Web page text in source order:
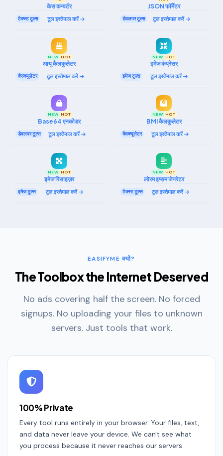
केस कन्वर्टर
टेक्स्ट टूल्स टूल इस्तेमाल करें
JSON फॉर्मेटर
डेवलपर टूल्स टूल इस्तेमाल करें
NEW HOT
आयु कैलकुलेटर
कैल्‍क्‍यूलेटर टूल इस्तेमाल करें
NEW HOT
इमेज कंप्रेसर
इमेज टूल्स टूल इस्तेमाल करें
NEW HOT
Base64 एनकोडर
डेवलपर टूल्स टूल इस्तेमाल करें
NEW HOT
BMI कैलकुलेटर
कैल्‍क्‍यूलेटर टूल इस्तेमाल करें
NEW HOT
इमेज रिसाइज़र
इमेज टूल्स टूल इस्तेमाल करें
NEW HOT
लोरम इप्सम जेनरेटर
टेक्स्ट टूल्स टूल इस्तेमाल करें
EASIFYME क्यों?
The Toolbox the Internet Deserved
No ads covering half the screen. No forced
signups. No uploading your files to unknown
servers. Just tools that work.
100% Private
Every tool runs entirely in your browser. Your files, text,
and data never leave your device. We can't see what
you process because it never reaches our servers.